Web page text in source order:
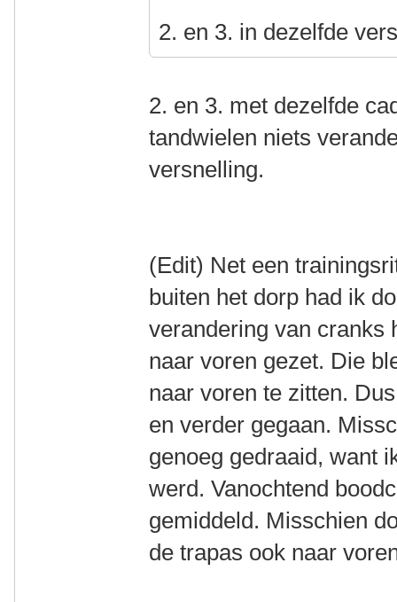
2. en 3. in dezelfde
2. en 3. met dezelfde
tandwielen niets
versnelling.
(Edit) Net een
buiten het dorp had ik
verandering van cranks
naar voren gezet. Die
naar voren te zitten.
en verder gegaan.
genoeg gedraaid, want
werd. Vanochtend
gemiddeld. Misschien
de trapas ook naar